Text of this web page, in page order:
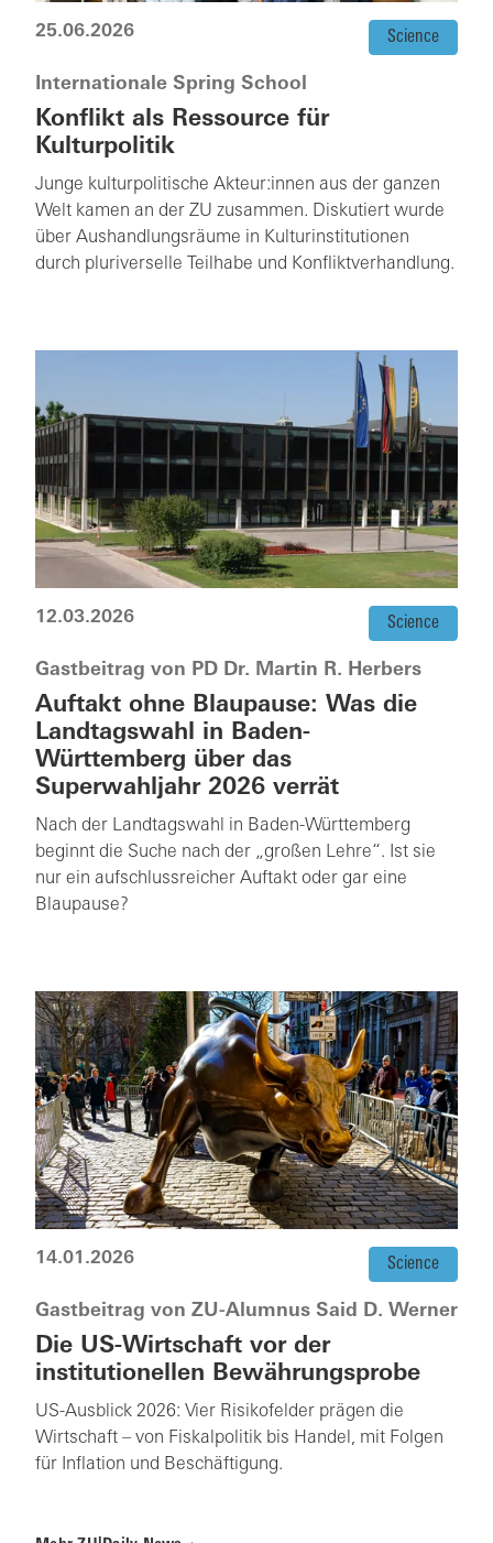
25.06.2026 Science
Internationale Spring School
Konflikt als Ressource für
Kulturpolitik
Junge kulturpolitische Akteur:innen aus der ganzen
Welt kamen an der ZU zusammen. Diskutiert wurde
über Aushandlungsräume in Kulturinstitutionen
durch pluriverselle Teilhabe und Konfliktverhandlung.
12.03.2026 Science
Gastbeitrag von PD Dr. Martin R. Herbers
Auftakt ohne Blaupause: Was die
Landtagswahl in Baden-
Württemberg über das
Superwahljahr 2026 verrät
Nach der Landtagswahl in Baden-Württemberg
beginnt die Suche nach der „großen Lehre“. Ist sie
nur ein aufschlussreicher Auftakt oder gar eine
Blaupause?
14.01.2026 Science
Gastbeitrag von ZU-Alumnus Said D. Werner
Die US-Wirtschaft vor der
institutionellen Bewährungsprobe
US-Ausblick 2026: Vier Risikofelder prägen die
Wirtschaft – von Fiskalpolitik bis Handel, mit Folgen
für Inflation und Beschäftigung.